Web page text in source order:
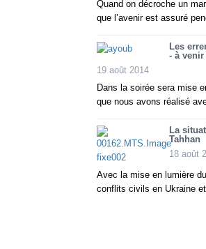
Quand on décroche un
que l’avenir est assuré
Les
- à
19 août 2014
Dans la soirée sera mise
que nous avons réalisé
La
Tahhan
18 août
Avec la mise en lumière
conflits civils en Ukraine